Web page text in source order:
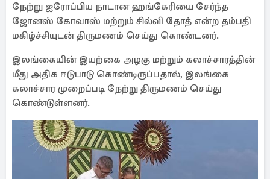
நேற்று ஐரோப்பிய நாடான ஹங்கேரியை சேர்ந்த
ஜோனஸ் கோவாஸ் மற்றும் சில்வி தோத் என்ற தம்பதி
மகிழ்ச்சியுடன் திருமணம் செய்து கொண்டனர்.
இலங்கையின் இயற்கை அழகு மற்றும் கலாச்சாரத்தின்
மீது அதிக ஈடுபாடு கொண்டிருப்பதால், இலங்கை
கலாச்சார முறைப்படி நேற்று திருமணம் செய்து
கொண்டுள்ளனர்.